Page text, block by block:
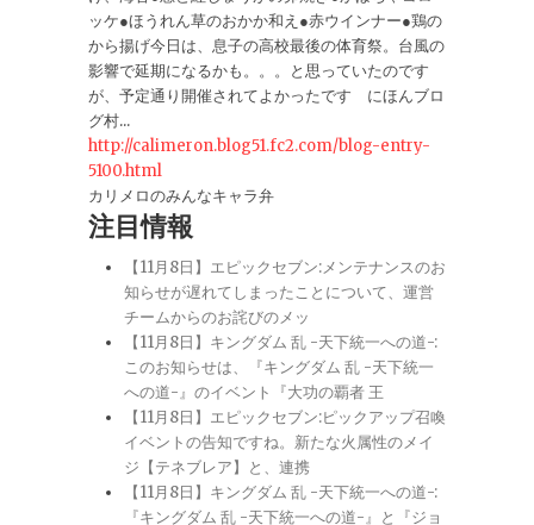
ッケ●ほうれん草のおかか和え●赤ウインナー●鶏の
から揚げ今日は、息子の高校最後の体育祭。台風の
影響で延期になるかも。。。と思っていたのです
が、予定通り開催されてよかったです にほんブロ
グ村...
http://calimeron.blog51.fc2.com/blog-entry-
5100.html
カリメロのみんなキャラ弁
注目情報
【11月8日】エピックセブン:メンテナンスのお
知らせが遅れてしまったことについて、運営
チームからのお詫びのメッ
【11月8日】キングダム 乱 -天下統一への道-:
このお知らせは、『キングダム 乱 -天下統一
への道-』のイベント『大功の覇者 王
【11月8日】エピックセブン:ピックアップ召喚
イベントの告知ですね。新たな火属性のメイ
ジ【テネブレア】と、連携
【11月8日】キングダム 乱 -天下統一への道-:
『キングダム 乱 -天下統一への道-』と『ジョ